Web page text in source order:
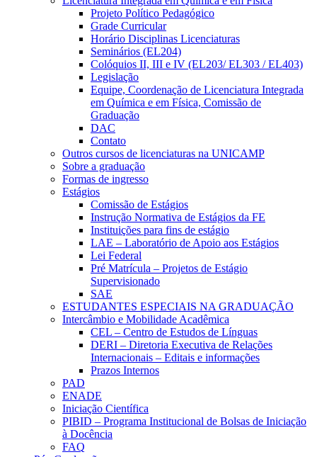
Projeto Político Pedagógico
Grade Curricular
Horário Disciplinas Licenciaturas
Seminários (EL204)
Colóquios II, III e IV (EL203/ EL303 / EL403)
Legislação
Equipe, Coordenação de Licenciatura Integrada
em Química e em Física, Comissão de
Graduação
DAC
Contato
Outros cursos de licenciaturas na UNICAMP
Sobre a graduação
Formas de ingresso
Estágios
Comissão de Estágios
Instrução Normativa de Estágios da FE
Instituições para fins de estágio
LAE – Laboratório de Apoio aos Estágios
Lei Federal
Pré Matrícula – Projetos de Estágio
Supervisionado
SAE
ESTUDANTES ESPECIAIS NA GRADUAÇÃO
Intercâmbio e Mobilidade Acadêmica
CEL – Centro de Estudos de Línguas
DERI – Diretoria Executiva de Relações
Internacionais – Editais e informações
Prazos Internos
PAD
ENADE
Iniciação Científica
PIBID – Programa Institucional de Bolsas de Iniciação
à Docência
FAQ